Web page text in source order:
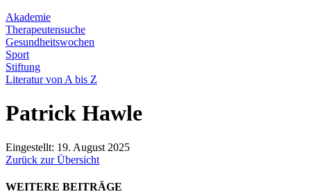
Akademie
Therapeutensuche
Gesundheitswochen
Sport
Stiftung
Literatur von A bis Z
Patrick Hawle
Eingestellt: 19. August 2025
Zurück zur Übersicht
WEITERE BEITRÄGE